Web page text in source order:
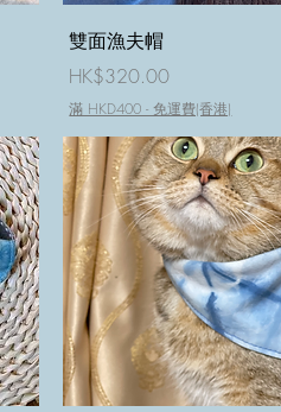
雙面漁夫帽
價格
HK$320.00
滿 HKD400 - 免運費(香港)